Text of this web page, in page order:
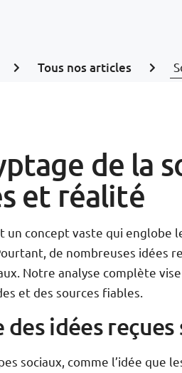
Tous nos articles
de la
et réalité
un concept vaste qui
de nombreuses idées
Notre analyse complète
et des sources fiables.
idées
sociaux, comme l’idée que